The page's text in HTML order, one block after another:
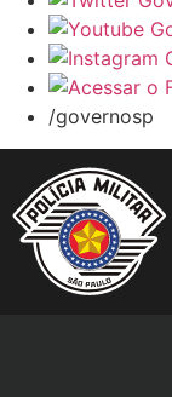
/governosp